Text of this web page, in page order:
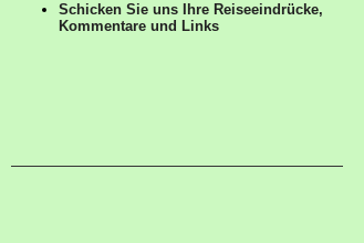
Schicken Sie uns Ihre Reiseeindrücke,
Kommentare und Links